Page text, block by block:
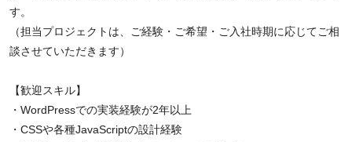
す。
（担当プロジェクトは、ご経験・ご希望・ご入社時期に応じてご相
談させていただきます）
【歓迎スキル】
・WordPressでの実装経験が2年以上
・CSSや各種JavaScriptの設計経験